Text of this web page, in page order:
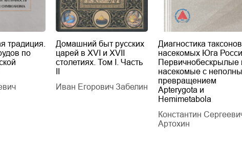
традиция.
по
Домашний быт русских
царей в XVI и XVII
столетиях. Том I. Часть
Иван Егорович Забелин
Диагностика таксонов
насекомых Юга
Первичнобескрылые
насекомые с
превращением
Apterygota и
Hemimetabola
Константин
Артохин